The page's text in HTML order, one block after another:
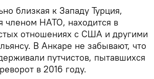
близкая к Западу Турция,
членом НАТО, находится в
отношениях с США и другими
В Анкаре не забывают, что
путчистов, пытавшихся
в 2016 году.